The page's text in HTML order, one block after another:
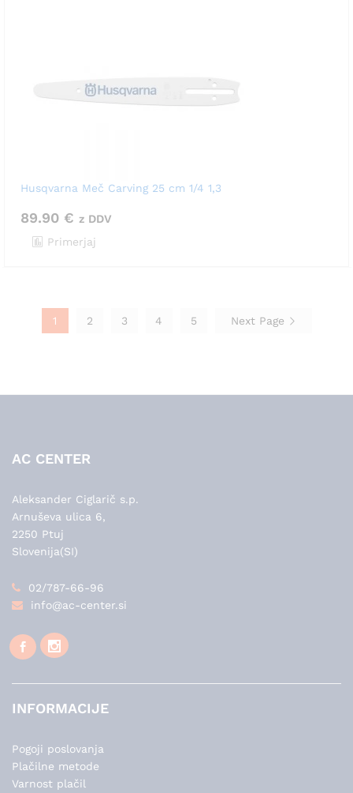
Husqvarna Meč Carving 25 cm 1/4 1,3
89.90 € z DDV
Primerjaj
1 2 3 4 5 Next Page
AC CENTER
Aleksander Ciglarič s.p.
Arnuševa ulica 6,
2250 Ptuj
Slovenija(SI)
02/787-66-96
info@ac-center.si
INFORMACIJE
Pogoji poslovanja
Plačilne metode
Varnost plačil